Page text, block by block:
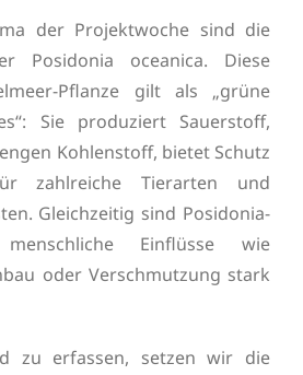
der Projektwoche sind die
Posidonia oceanica. Diese
Pflanze gilt als „grüne
Sie produziert Sauerstoff,
Kohlenstoff, bietet Schutz
zahlreiche Tierarten und
Gleichzeitig sind Posidonia-
Einflüsse wie
oder Verschmutzung stark
zu erfassen, setzen wir die